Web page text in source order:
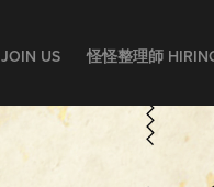
JOIN US 怪怪整理師